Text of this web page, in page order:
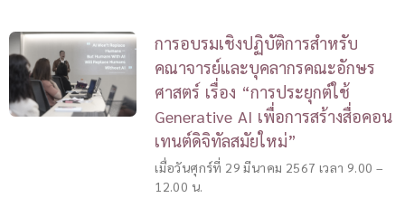
การอบรมเชิงปฏิบัติการสำหรับ
คณาจารย์และบุคลากรคณะอักษร
ศาสตร์ เรื่อง “การประยุกต์ใช้
Generative AI เพื่อการสร้างสื่อคอน
เทนต์ดิจิทัลสมัยใหม่”
เมื่อวันศุกร์ที่ 29 มีนาคม 2567 เวลา 9.00 –
12.00 น.